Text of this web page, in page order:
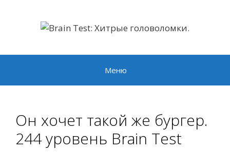
содержимому
Меню
Он хочет такой же бургер.
244 уровень Brain Test